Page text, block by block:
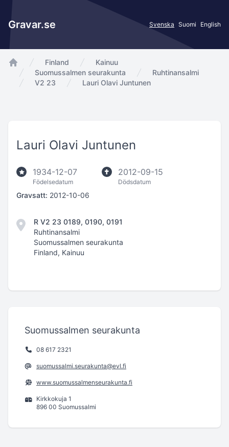
Gravar.se Svenska Suomi English
app.Start
Finland
Kainuu
Suomussalmen seurakunta
Ruhtinansalmi
V2 23
Lauri Olavi Juntunen
Lauri Olavi Juntunen
1934-12-07
Födelsedatum
2012-09-15
Dödsdatum
Gravsatt: 2012-10-06
R V2 23 0189, 0190, 0191
Ruhtinansalmi
Suomussalmen seurakunta
Finland, Kainuu
Suomussalmen seurakunta
08 617 2321
suomussalmi.seurakunta@evl.fi
www.suomussalmenseurakunta.fi
Kirkkokuja 1
896 00 Suomussalmi